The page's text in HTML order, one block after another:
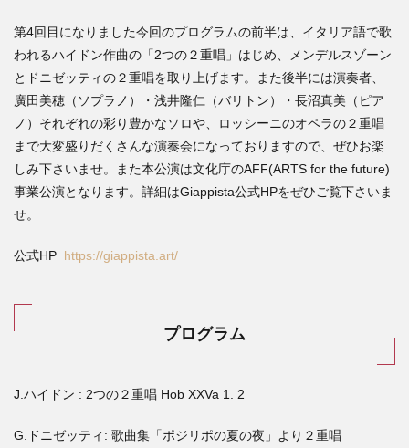
第4回目になりました今回のプログラムの前半は、イタリア語で歌
われるハイドン作曲の「2つの２重唱」はじめ、メンデルスゾーン
とドニゼッティの２重唱を取り上げます。また後半には演奏者、
廣田美穂（ソプラノ）・浅井隆仁（バリトン）・長沼真美（ピア
ノ）それぞれの彩り豊かなソロや、ロッシーニのオペラの２重唱
まで大変盛りだくさんな演奏会になっておりますので、ぜひお楽
しみ下さいませ。また本公演は文化庁のAFF(ARTS for the future)
事業公演となります。詳細はGiappista公式HPをぜひご覧下さいま
せ。
公式HP https://giappista.art/
プログラム
J.ハイドン : 2つの２重唱 Hob XXVa 1. 2
G.ドニゼッティ: 歌曲集「ポジリポの夏の夜」より２重唱